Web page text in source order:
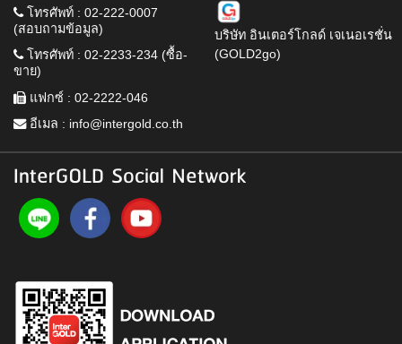
โทรศัพท์ : 02-222-0007
(สอบถามข้อมูล)
โทรศัพท์ : 02-2233-234 (ซื้อ-
ขาย)
แฟกซ์ : 02-2222-046
อีเมล : info@intergold.co.th
บริษัท อินเตอร์โกลด์ เจเนอเรชั่น
(GOLD2go)
InterGOLD Social Network